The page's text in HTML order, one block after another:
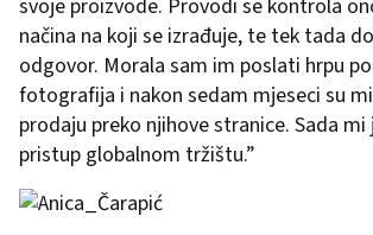
svoje proizvode. Provodi se kontrola
načina na koji se izrađuje, te tek tada
odgovor. Morala sam im poslati hrpu
fotografija i nakon sedam mjeseci su
prodaju preko njihove stranice. Sada
pristup globalnom tržištu.”